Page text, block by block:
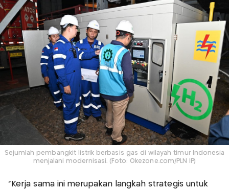
Sejumlah pembangkit listrik berbasis gas di wilayah timur Indonesia
menjalani modernisasi. (Foto: Okezone.com/PLN IP)
“Kerja sama ini merupakan langkah strategis untuk